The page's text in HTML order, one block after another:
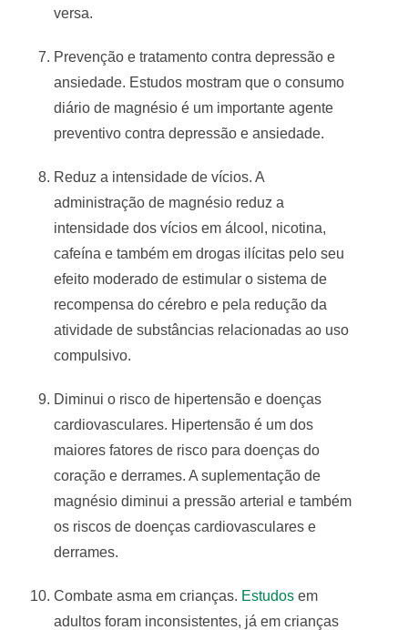
versa.
Prevenção e tratamento contra depressão e
ansiedade. Estudos mostram que o consumo
diário de magnésio é um importante agente
preventivo contra depressão e ansiedade.
Reduz a intensidade de vícios. A
administração de magnésio reduz a
intensidade dos vícios em álcool, nicotina,
cafeína e também em drogas ilícitas pelo seu
efeito moderado de estimular o sistema de
recompensa do cérebro e pela redução da
atividade de substâncias relacionadas ao uso
compulsivo.
Diminui o risco de hipertensão e doenças
cardiovasculares. Hipertensão é um dos
maiores fatores de risco para doenças do
coração e derrames. A suplementação de
magnésio diminui a pressão arterial e também
os riscos de doenças cardiovasculares e
derrames.
Combate asma em crianças. Estudosem
adultos foram inconsistentes, já em crianças